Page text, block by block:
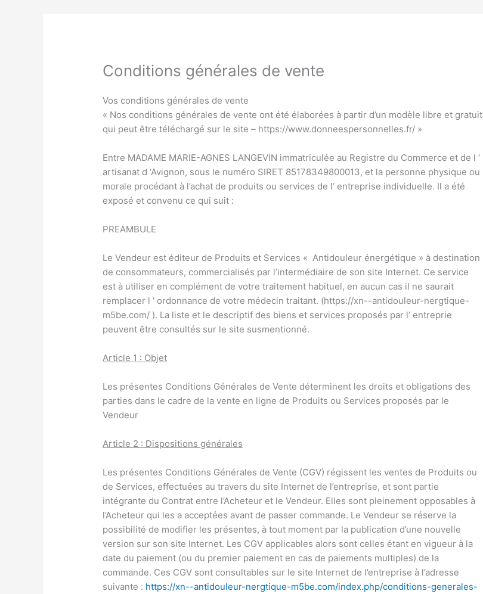
Conditions générales de vente
Vos conditions générales de vente
« Nos conditions générales de vente ont été élaborées à partir d’un modèle libre et gratuit
qui peut être téléchargé sur le site – https://www.donneespersonnelles.fr/ »
Entre MADAME MARIE-AGNES LANGEVIN immatriculée au Registre du Commerce et de l ‘
artisanat d ‘Avignon, sous le numéro SIRET 85178349800013, et la personne physique ou
morale procédant à l’achat de produits ou services de l’ entreprise individuelle. Il a été
exposé et convenu ce qui suit :
PREAMBULE
Le Vendeur est éditeur de Produits et Services « Antidouleur énergétique » à destination
de consommateurs, commercialisés par l’intermédiaire de son site Internet. Ce service
est à utiliser en complément de votre traitement habituel, en aucun cas il ne saurait
remplacer l ‘ ordonnance de votre médecin traitant. (https://xn--antidouleur-nergtique-
m5be.com/ ). La liste et le descriptif des biens et services proposés par l’ entreprie
peuvent être consultés sur le site susmentionné.
Article 1 : Objet
Les présentes Conditions Générales de Vente déterminent les droits et obligations des
parties dans le cadre de la vente en ligne de Produits ou Services proposés par le
Vendeur
Article 2 : Dispositions générales
Les présentes Conditions Générales de Vente (CGV) régissent les ventes de Produits ou
de Services, effectuées au travers du site Internet de l’entreprise, et sont partie
intégrante du Contrat entre l’Acheteur et le Vendeur. Elles sont pleinement opposables à
l’Acheteur qui les a acceptées avant de passer commande. Le Vendeur se réserve la
possibilité de modifier les présentes, à tout moment par la publication d’une nouvelle
version sur son site Internet. Les CGV applicables alors sont celles étant en vigueur à la
date du paiement (ou du premier paiement en cas de paiements multiples) de la
commande. Ces CGV sont consultables sur le site Internet de l’entreprise à l’adresse
suivante : https://xn--antidouleur-nergtique-m5be.com/index.php/conditions-generales-